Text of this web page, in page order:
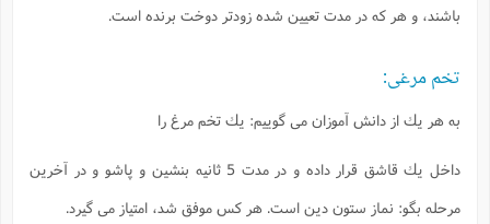
باشند، و هر كه در مدت تعيين شده زودتر دوخت برنده است.
تخم مرغى:
به هر يك از دانش آموزان مى گوييم: يك تخم مرغ را
داخل يك قاشق قرار داده و در مدت 5 ثانيه بنشين و پاشو و در آخرين
مرحله بگو: نماز ستون دين است. هر كس موفق شد، امتياز مى گيرد.